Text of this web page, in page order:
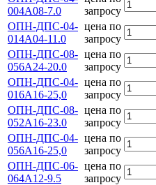
004А08-7.0
запросу
ОПН-ДПС-04-
014А04-11.0
цена по
запросу
ОПН-ДПС-08-
056А24-20.0
цена по
запросу
ОПН-ДПС-04-
016А16-25,0
цена по
запросу
ОПН-ДПС-08-
052А16-23.0
цена по
запросу
ОПН-ДПС-04-
056А16-25,0
цена по
запросу
ОПН-ДПС-06-
064А12-9.5
цена по
запросу